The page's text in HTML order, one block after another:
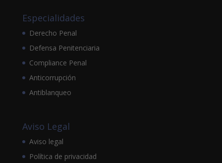
Especialidades
Derecho Penal
Defensa Penitenciaria
Compliance Penal
Anticorrupción
Antiblanqueo
Aviso Legal
Aviso legal
Política de privacidad